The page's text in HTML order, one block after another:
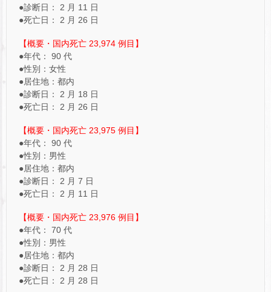
●診断日： 2 月 11 日
●死亡日： 2 月 26 日
【概要・国内死亡 23,974 例目】
●年代： 90 代
●性別：女性
●居住地：都内
●診断日： 2 月 18 日
●死亡日： 2 月 26 日
【概要・国内死亡 23,975 例目】
●年代： 90 代
●性別：男性
●居住地：都内
●診断日： 2 月 7 日
●死亡日： 2 月 11 日
【概要・国内死亡 23,976 例目】
●年代： 70 代
●性別：男性
●居住地：都内
●診断日： 2 月 28 日
●死亡日： 2 月 28 日